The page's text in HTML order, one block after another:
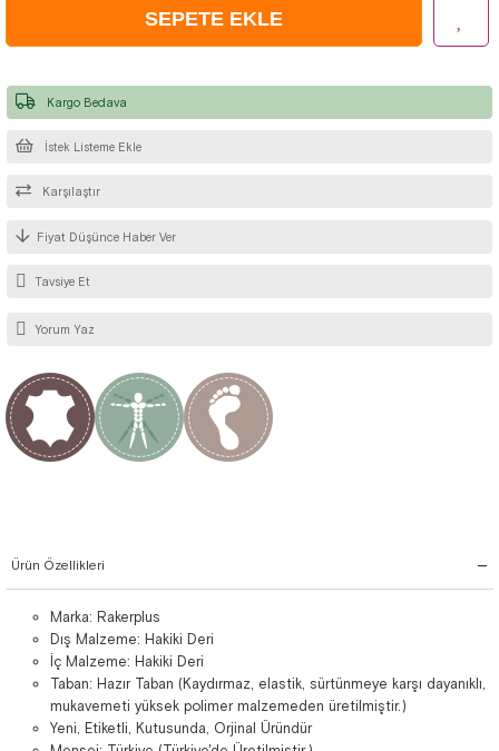
İstek Listeme Ekle
Karşılaştır
Fiyat Düşünce Haber Ver
Kargo Bedava
Tavsiye Et
Yorum Yaz
Ürün Özellikleri
Marka: Rakerplus
Dış Malzeme: Hakiki Deri
İç Malzeme: Hakiki Deri
Taban: Hazır Taban (Kaydırmaz, elastik, sürtünmeye karşı dayanıklı,
mukavemeti yüksek polimer malzemeden üretilmiştir.)
Yeni, Etiketli, Kutusunda, Orjinal Üründür